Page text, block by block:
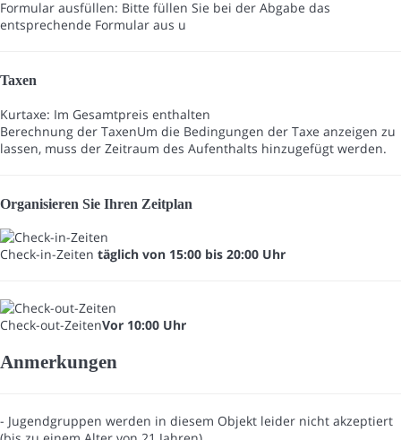
Formular ausfüllen: Bitte füllen Sie bei der Abgabe das
entsprechende Formular aus u
Taxen
Kurtaxe: Im Gesamtpreis enthalten
Berechnung der TaxenUm die Bedingungen der Taxe anzeigen zu
lassen, muss der Zeitraum des Aufenthalts hinzugefügt werden.
Organisieren Sie Ihren Zeitplan
Check-in-Zeiten täglich von 15:00 bis 20:00 Uhr
Check-out-ZeitenVor 10:00 Uhr
Anmerkungen
- Jugendgruppen werden in diesem Objekt leider nicht akzeptiert